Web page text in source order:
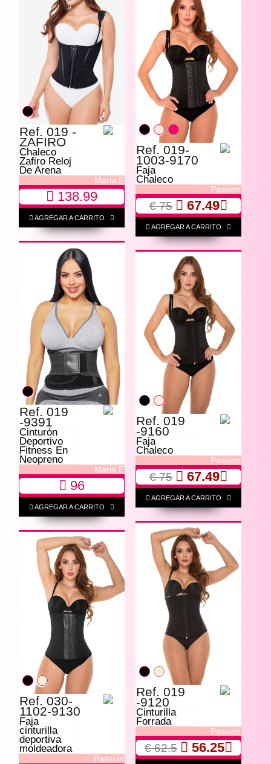
Ref. 019 -
ZAFIRO
Chaleco
Zafiro Reloj
De Arena
Maria E
138.99
AGREGAR A CARRITO
Ref. 019-
1003-9170
Faja
Chaleco
Passion
€ 75 67.49
AGREGAR A CARRITO
Ref. 019
-9391
Cinturón
Deportivo
Fitness En
Neopreno
Maria E
96
AGREGAR A CARRITO
Ref. 019
-9160
Faja
Chaleco
Passion
€ 75 67.49
AGREGAR A CARRITO
Ref. 019
-9120
Cinturilla
Forrada
Passion
€ 62.5 56.25
Ref. 030-
1102-9130
Faja
cinturilla
deportiva
moldeadora
Passion